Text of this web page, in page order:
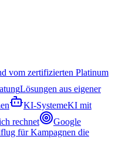
vom zertifizierten Platinum
Lösungen aus eigener
KI-SystemeKI mit
rechnet
Google
für Kampagnen die